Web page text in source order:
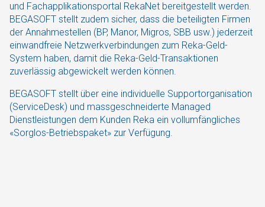
und Fachapplikationsportal RekaNet bereitgestellt werden.
BEGASOFT stellt zudem sicher, dass die beteiligten Firmen
der Annahmestellen (BP, Manor, Migros, SBB usw.) jederzeit
einwandfreie Netzwerkverbindungen zum Reka-Geld-
System haben, damit die Reka-Geld-Transaktionen
zuverlässig abgewickelt werden können.
BEGASOFT stellt über eine individuelle Supportorganisation
(ServiceDesk) und massgeschneiderte Managed
Dienstleistungen dem Kunden Reka ein vollumfängliches
«Sorglos-Betriebspaket» zur Verfügung.